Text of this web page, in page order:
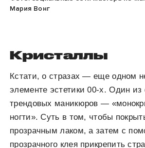
Мария Вонг
Кристаллы
Кстати, о стразах — еще одном
элементе эстетики 00-х. Один
трендовых маникюров —
ногти». Суть в том, чтобы
прозрачным лаком, а затем с
прозрачного клея прикрепить